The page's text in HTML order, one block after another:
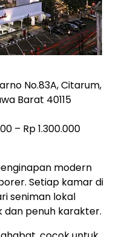
No.83A, Citarum,
Barat 40115
– Rp 1.300.000
modern
Setiap kamar di
seniman lokal
dan penuh karakter.